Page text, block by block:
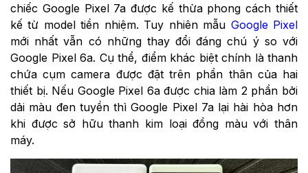
chiếc Google Pixel 7a được kế thừa phong cách thiết
kế từ model tiền nhiệm. Tuy nhiên mẫu Google Pixel
mới nhất vẫn có những thay đổi đáng chú ý so với
Google Pixel 6a. Cụ thể, điểm khác biệt chính là thanh
chứa cụm camera được đặt trên phần thân của hai
thiết bị. Nếu Google Pixel 6a được chia làm 2 phần bởi
dải màu đen tuyền thì Google Pixel 7a lại hài hòa hơn
khi được sở hữu thanh kim loại đồng màu với thân
máy.